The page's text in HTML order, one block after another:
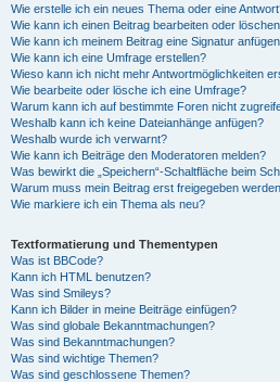
Wie erstelle ich ein neues Thema oder eine
Wie kann ich einen Beitrag bearbeiten oder
Wie kann ich meinem Beitrag eine Signatur
Wie kann ich eine Umfrage erstellen?
Wieso kann ich nicht mehr Antwortmöglichkeiten
Wie bearbeite oder lösche ich eine Umfrage?
Warum kann ich auf bestimmte Foren nicht
Weshalb kann ich keine Dateianhänge anfügen?
Weshalb wurde ich verwarnt?
Wie kann ich Beiträge den Moderatoren melden?
Was bewirkt die „Speichern“-Schaltfläche beim
Warum muss mein Beitrag erst freigegeben
Wie markiere ich ein Thema als neu?
Textformatierung und Thementypen
Was ist BBCode?
Kann ich HTML benutzen?
Was sind Smileys?
Kann ich Bilder in meine Beiträge einfügen?
Was sind globale Bekanntmachungen?
Was sind Bekanntmachungen?
Was sind wichtige Themen?
Was sind geschlossene Themen?